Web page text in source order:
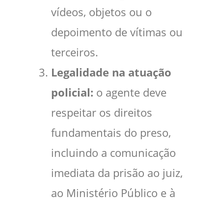
vídeos, objetos ou o
depoimento de vítimas ou
terceiros.
Legalidade na atuação
policial: o agente deve
respeitar os direitos
fundamentais do preso,
incluindo a comunicação
imediata da prisão ao juiz,
ao Ministério Público e à